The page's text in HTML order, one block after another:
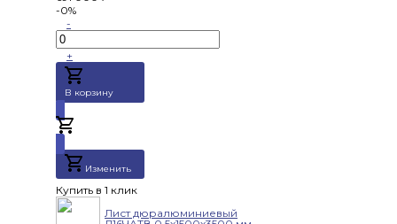
-0%
-
+
В корзину
Изменить
Купить в 1 клик
Лист дюралюминиевый